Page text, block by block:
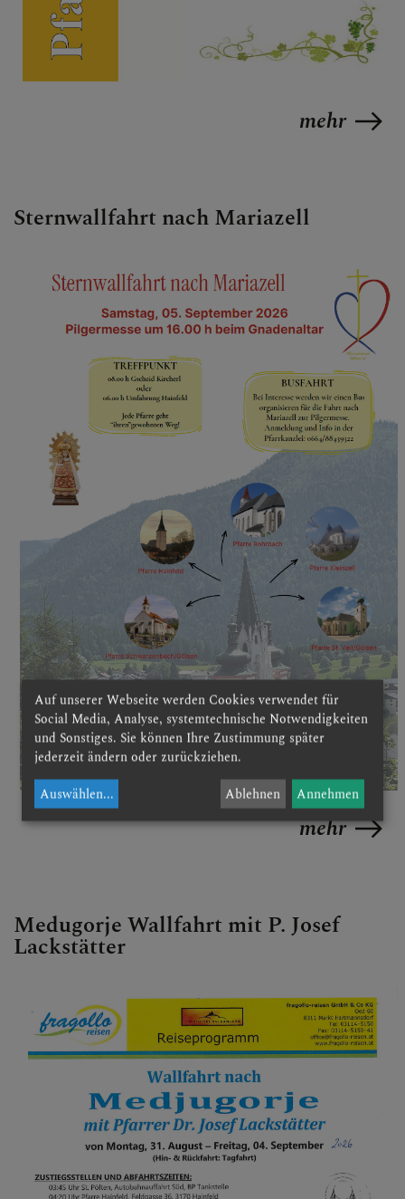
mehr
Sternwallfahrt nach Mariazell
mehr
Medugorje Wallfahrt mit P. Josef
Lackstätter
Auf unserer Webseite werden Cookies verwendet für
Social Media, Analyse, systemtechnische Notwendigkeiten
und Sonstiges. Sie können Ihre Zustimmung später
jederzeit ändern oder zurückziehen.
Auswählen... Ablehnen Annehmen